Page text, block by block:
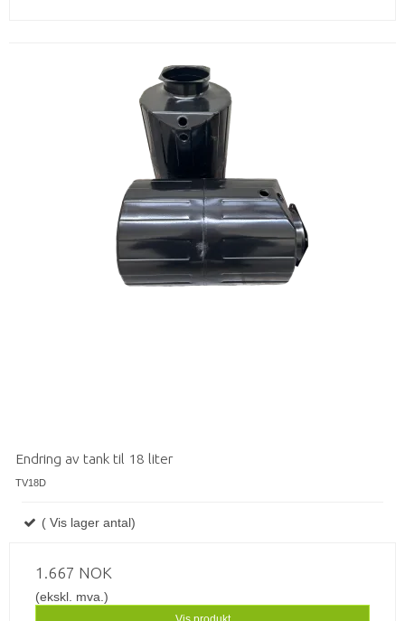
Endring av tank til 18 liter
TV18D
( Vis lager antal)
1.667 NOK
(ekskl. mva.)